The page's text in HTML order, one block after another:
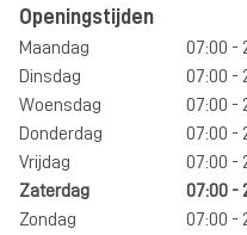
Openingstijden
Maandag
07:00 -
Dinsdag
07:00 -
Woensdag
07:00 -
Donderdag
07:00 -
Vrijdag
07:00 -
Zaterdag
07:00 -
Zondag
07:00 -